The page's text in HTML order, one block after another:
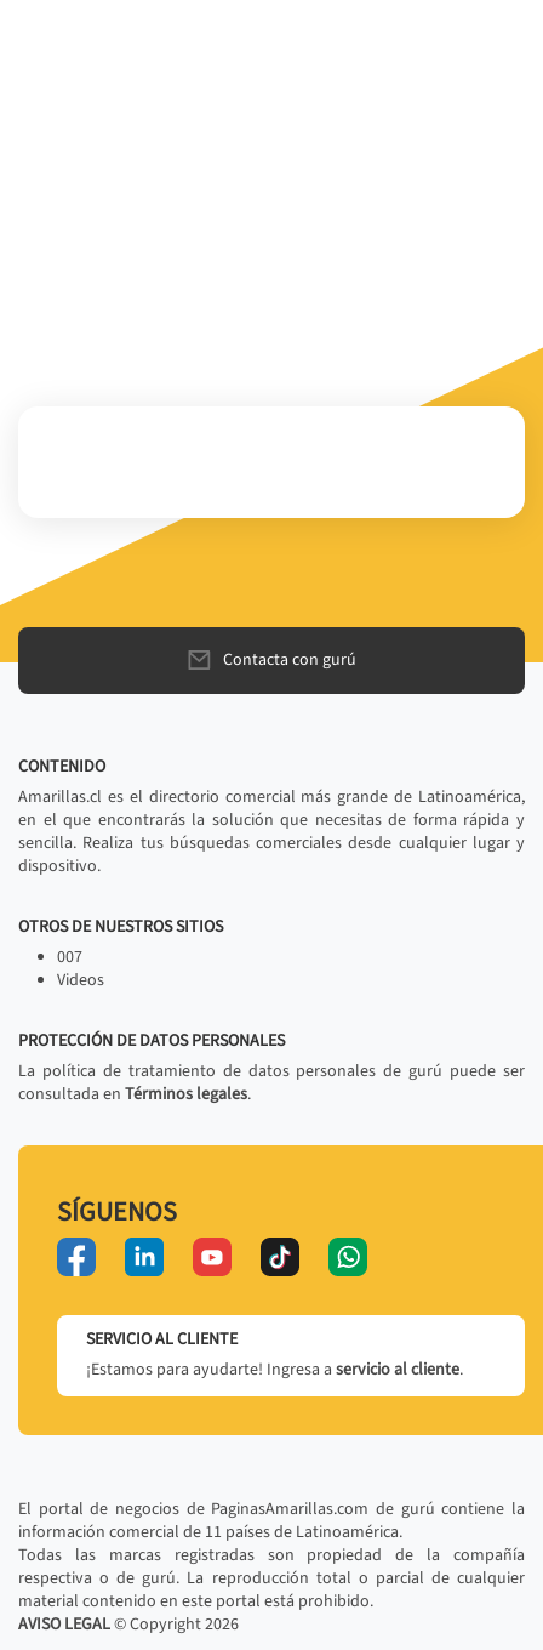
Contacta con gurú
CONTENIDO
Amarillas.cl es el directorio comercial más grande de Latinoamérica,
en el que encontrarás la solución que necesitas de forma rápida y
sencilla. Realiza tus búsquedas comerciales desde cualquier lugar y
dispositivo.
OTROS DE NUESTROS SITIOS
007
Videos
PROTECCIÓN DE DATOS PERSONALES
La política de tratamiento de datos personales de gurú puede ser
consultada en Términos legales.
SÍGUENOS
SERVICIO AL CLIENTE
¡Estamos para ayudarte! Ingresa a servicio al cliente.
El portal de negocios de PaginasAmarillas.com de gurú contiene la
información comercial de 11 países de Latinoamérica.
Todas las marcas registradas son propiedad de la compañía
respectiva o de gurú. La reproducción total o parcial de cualquier
material contenido en este portal está prohibido.
AVISO LEGAL© Copyright2026